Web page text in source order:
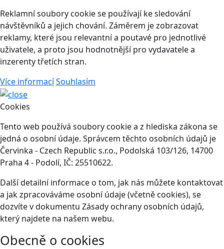
Reklamní soubory cookie se používají ke sledování
návštěvníků a jejich chování. Záměrem je zobrazovat
reklamy, které jsou relevantní a poutavé pro jednotlivé
uživatele, a proto jsou hodnotnější pro vydavatele a
inzerenty třetích stran.
Více informacíSouhlasím
Cookies
Tento web používá soubory cookie a z hlediska zákona se
jedná o osobní údaje. Správcem těchto osobních údajů je
Červinka - Czech Republic s.r.o., Podolská 103/126, 14700
Praha 4 - Podolí, IČ: 25510622.
Další detailní informace o tom, jak nás můžete kontaktovat
a jak zpracováváme osobní údaje (včetně cookies), se
dozvíte v dokumentu Zásady ochrany osobních údajů,
který najdete na našem webu.
Obecně o cookies